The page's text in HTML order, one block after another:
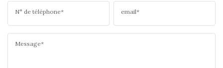
N° de téléphone* email*
Message*